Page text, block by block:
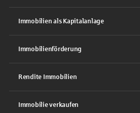
Immobilien als Kapitalanlage
Immobilienförderung
Rendite Immobilien
Immobilie verkaufen